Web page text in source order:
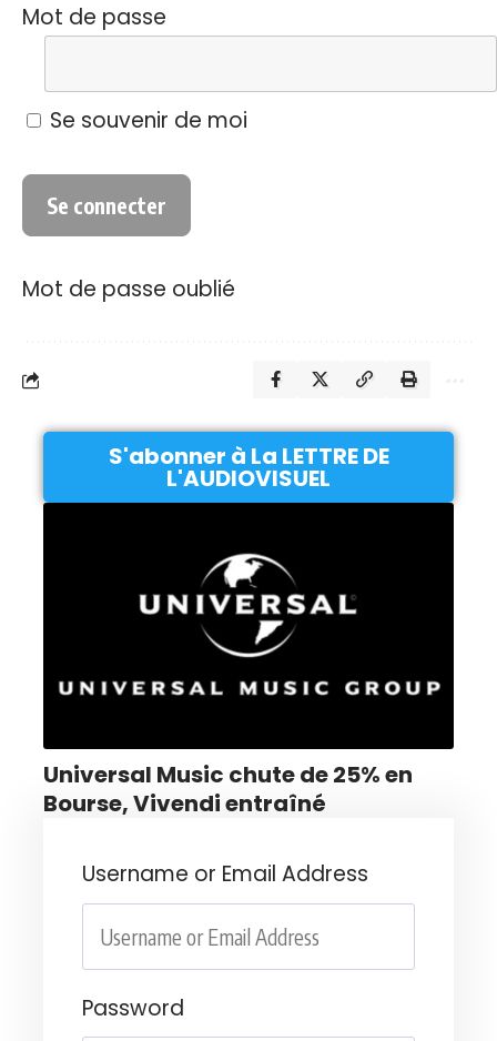
Mot de passe
Se souvenir de moi
Mot de passe oublié
S'abonner à La LETTRE DE
L'AUDIOVISUEL
Universal Music chute de 25% en
Bourse, Vivendi entraîné
Username or Email Address
Password